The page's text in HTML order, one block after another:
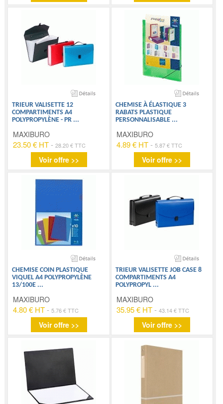
TRIEUR VALISETTE 12
COMPARTIMENTS A4
POLYPROPYLÈNE - PR ...
MAXIBURO
23.50 € HT -28.20 € TTC
Voir offre >>
CHEMISE À ÉLASTIQUE 3
RABATS PLASTIQUE
PERSONNALISABLE ...
MAXIBURO
4.89 € HT- 5.87 € TTC
Voir offre >>
CHEMISE COIN PLASTIQUE
VIQUEL A4 POLYPROPYLÈNE
13/100E ...
MAXIBURO
4.80 € HT -5.76 € TTC
Voir offre >>
TRIEUR VALISETTE JOB CASE 8
COMPARTIMENTS A4
POLYPROPYL ...
MAXIBURO
35.95 € HT- 43.14 € TTC
Voir offre >>